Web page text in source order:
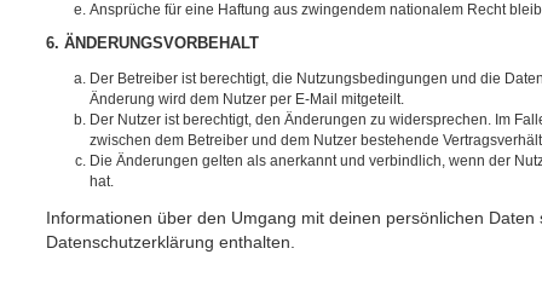
Ansprüche für eine Haftung aus zwingendem nationalem Recht
6. ÄNDERUNGSVORBEHALT
Der Betreiber ist berechtigt, die Nutzungsbedingungen und die
Änderung wird dem Nutzer per E-Mail mitgeteilt.
Der Nutzer ist berechtigt, den Änderungen zu widersprechen. Im
zwischen dem Betreiber und dem Nutzer bestehende
Die Änderungen gelten als anerkannt und verbindlich, wenn der
hat.
Informationen über den Umgang mit deinen persönlichen Daten
Datenschutzerklärung enthalten.